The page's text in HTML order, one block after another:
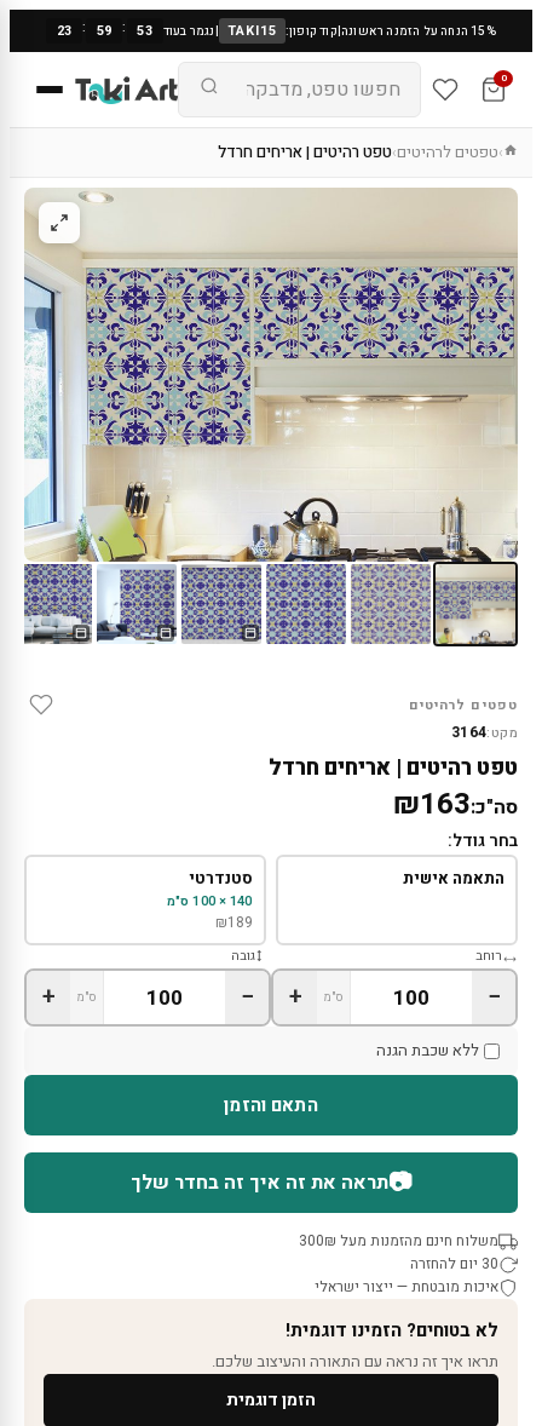
15% הנחה על הזמנה ראשונה |קוד קופון: TAKI15
|נגמר בעוד 23 : 59 : 53
0
›טפטים לרהיטים›טפט רהיטים | אריחים חרדל
טפטים לרהיטים
מקט:3164
טפט רהיטים | אריחים חרדל
סה"כ:₪163
בחר גודל:
התאמה אישית סטנדרטי
140 × 100 ס"מ
₪189
רוחב
− ס"מ +
גובה
− ס"מ +
ללא שכבת הגנה
התאם והזמן
📷תראה את זה איך זה בחדר שלך
משלוח חינם מהזמנות מעל 300₪
30 יום להחזרה
איכות מובטחת — ייצור ישראלי
לא בטוחים? הזמינו דוגמית!
תראו איך זה נראה עם התאורה והעיצוב שלכם.
הזמן דוגמית